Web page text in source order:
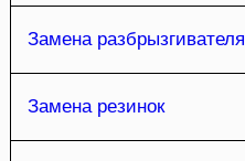
Замена разбрызгивателя
Замена резинок